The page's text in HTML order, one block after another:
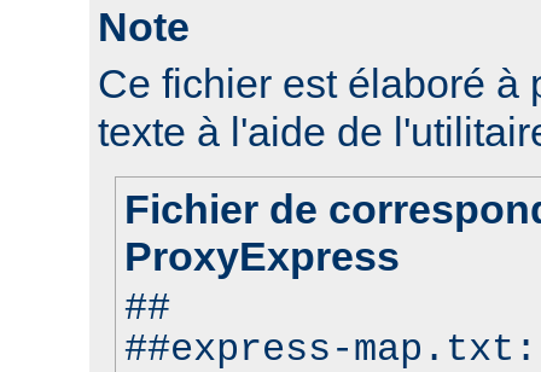
Note
Ce fichier est élaboré à
texte à l'aide de
Fichier de
ProxyExpress
##
##express-map.txt: